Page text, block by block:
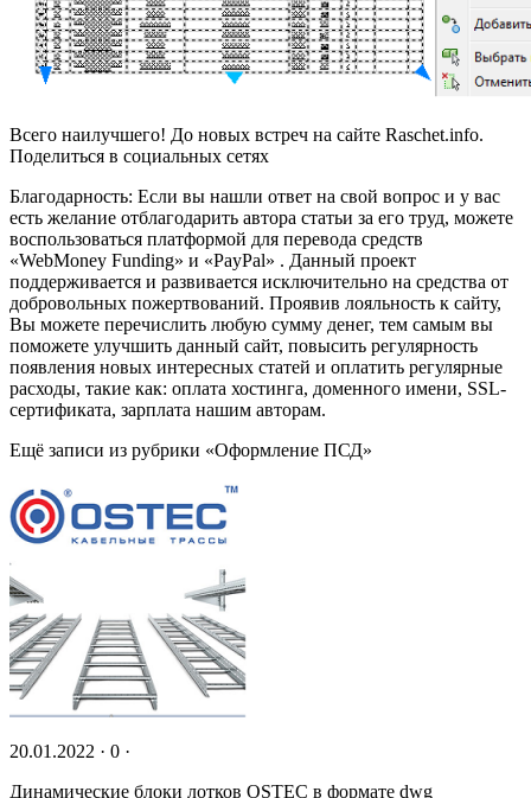
Всего наилучшего! До новых встреч на сайте Raschet.info.
Поделиться в социальных сетях
Благодарность: Если вы нашли ответ на свой вопрос и у вас
есть желание отблагодарить автора статьи за его труд, можете
воспользоваться платформой для перевода средств
«WebMoney Funding» и «PayPal» . Данный проект
поддерживается и развивается исключительно на средства от
добровольных пожертвований. Проявив лояльность к сайту,
Вы можете перечислить любую сумму денег, тем самым вы
поможете улучшить данный сайт, повысить регулярность
появления новых интересных статей и оплатить регулярные
расходы, такие как: оплата хостинга, доменного имени, SSL-
сертификата, зарплата нашим авторам.
Ещё записи из рубрики «Оформление ПСД»
20.01.2022 · 0 ·
Динамические блоки лотков OSTEC в формате dwg